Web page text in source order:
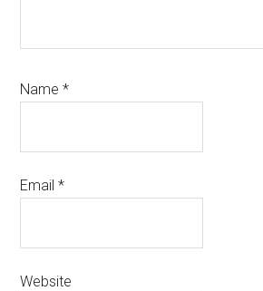
Name*
Email*
Website